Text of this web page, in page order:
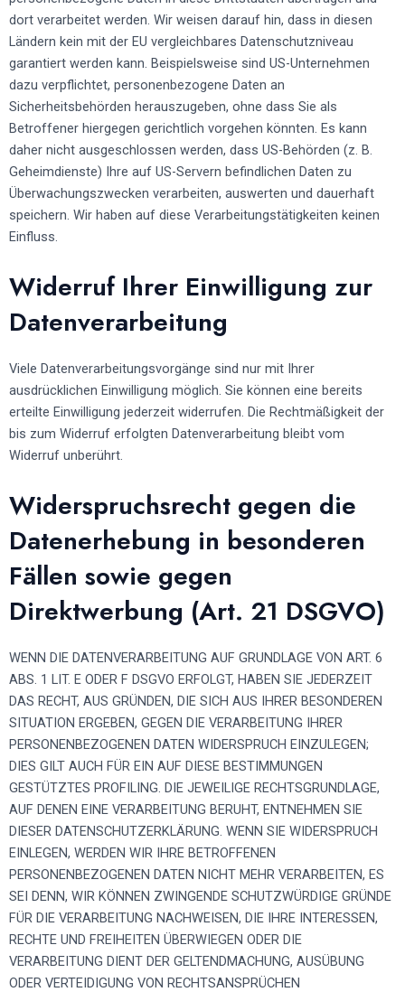
dort verarbeitet werden. Wir weisen darauf hin, dass in diesen
Ländern kein mit der EU vergleichbares Datenschutzniveau
garantiert werden kann. Beispielsweise sind US-Unternehmen
dazu verpflichtet, personenbezogene Daten an
Sicherheitsbehörden herauszugeben, ohne dass Sie als
Betroffener hiergegen gerichtlich vorgehen könnten. Es kann
daher nicht ausgeschlossen werden, dass US-Behörden (z. B.
Geheimdienste) Ihre auf US-Servern befindlichen Daten zu
Überwachungszwecken verarbeiten, auswerten und dauerhaft
speichern. Wir haben auf diese Verarbeitungstätigkeiten keinen
Einfluss.
Widerruf Ihrer Einwilligung zur
Datenverarbeitung
Viele Datenverarbeitungsvorgänge sind nur mit Ihrer
ausdrücklichen Einwilligung möglich. Sie können eine bereits
erteilte Einwilligung jederzeit widerrufen. Die Rechtmäßigkeit der
bis zum Widerruf erfolgten Datenverarbeitung bleibt vom
Widerruf unberührt.
Widerspruchsrecht gegen die
Datenerhebung in besonderen
Fällen sowie gegen
Direktwerbung (Art. 21 DSGVO)
WENN DIE DATENVERARBEITUNG AUF GRUNDLAGE VON ART. 6
ABS. 1 LIT. E ODER F DSGVO ERFOLGT, HABEN SIE JEDERZEIT
DAS RECHT, AUS GRÜNDEN, DIE SICH AUS IHRER BESONDEREN
SITUATION ERGEBEN, GEGEN DIE VERARBEITUNG IHRER
PERSONENBEZOGENEN DATEN WIDERSPRUCH EINZULEGEN;
DIES GILT AUCH FÜR EIN AUF DIESE BESTIMMUNGEN
GESTÜTZTES PROFILING. DIE JEWEILIGE RECHTSGRUNDLAGE,
AUF DENEN EINE VERARBEITUNG BERUHT, ENTNEHMEN SIE
DIESER DATENSCHUTZERKLÄRUNG. WENN SIE WIDERSPRUCH
EINLEGEN, WERDEN WIR IHRE BETROFFENEN
PERSONENBEZOGENEN DATEN NICHT MEHR VERARBEITEN, ES
SEI DENN, WIR KÖNNEN ZWINGENDE SCHUTZWÜRDIGE GRÜNDE
FÜR DIE VERARBEITUNG NACHWEISEN, DIE IHRE INTERESSEN,
RECHTE UND FREIHEITEN ÜBERWIEGEN ODER DIE
VERARBEITUNG DIENT DER GELTENDMACHUNG, AUSÜBUNG
ODER VERTEIDIGUNG VON RECHTSANSPRÜCHEN